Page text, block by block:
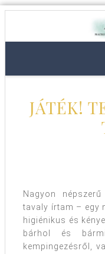
JÁTÉK!
Nagyon
tavaly írtam – egy
higiénikus és
bárhol és
kempingezésről,